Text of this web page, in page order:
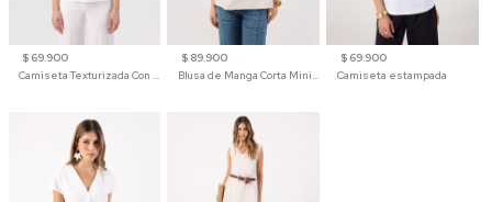
$ 69.900
Camiseta Texturizada Con Hombro Caído Para Mujer
$ 89.900
Blusa de Manga Corta Minimalista para Mujer
$ 69.900
Camiseta estampada